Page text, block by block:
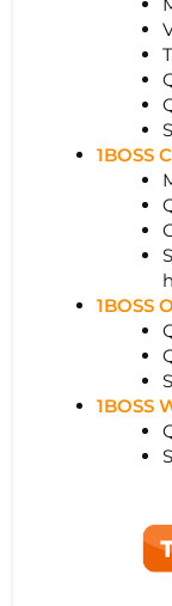
1BOSS
1BOSS
1BOSS